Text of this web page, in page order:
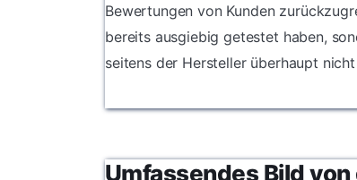
Bewertungen von Kunden
bereits ausgiebig getestet haben,
seitens der Hersteller überhaupt
Umfassendes Bild